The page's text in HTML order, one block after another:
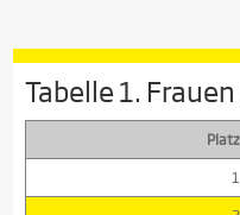
Tabelle 1. Frauen
Platz
1